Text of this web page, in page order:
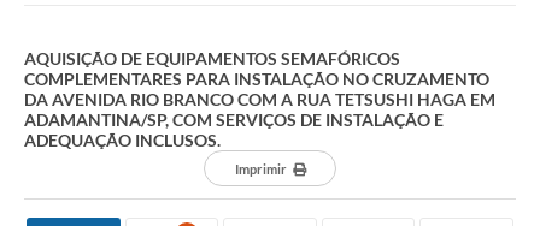
Lei Paulo Gustavo
Aldir Blanc (PNAB)
e-SIC
AQUISIÇÃO DE EQUIPAMENTOS SEMAFÓRICOS
COMPLEMENTARES PARA INSTALAÇÃO NO CRUZAMENTO
DA AVENIDA RIO BRANCO COM A RUA TETSUSHI HAGA EM
ADAMANTINA/SP, COM SERVIÇOS DE INSTALAÇÃO E
ADEQUAÇÃO INCLUSOS.
Imprimir